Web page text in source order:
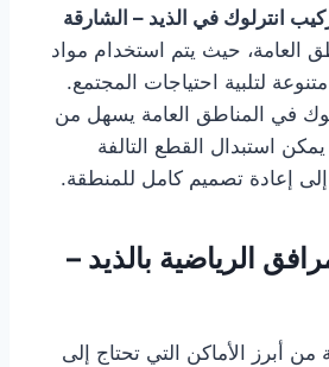
انترلوك في الذيد – الشارقة
العامة، حيث يتم استخدام مواد
لتلبية احتياجات المجتمع.
في المناطق العامة يسهل من
استبدال القطع التالفة
إعادة تصميم كامل للمنطقة.
الرياضية بالذيد –
من أبرز الأماكن التي تحتاج إلى